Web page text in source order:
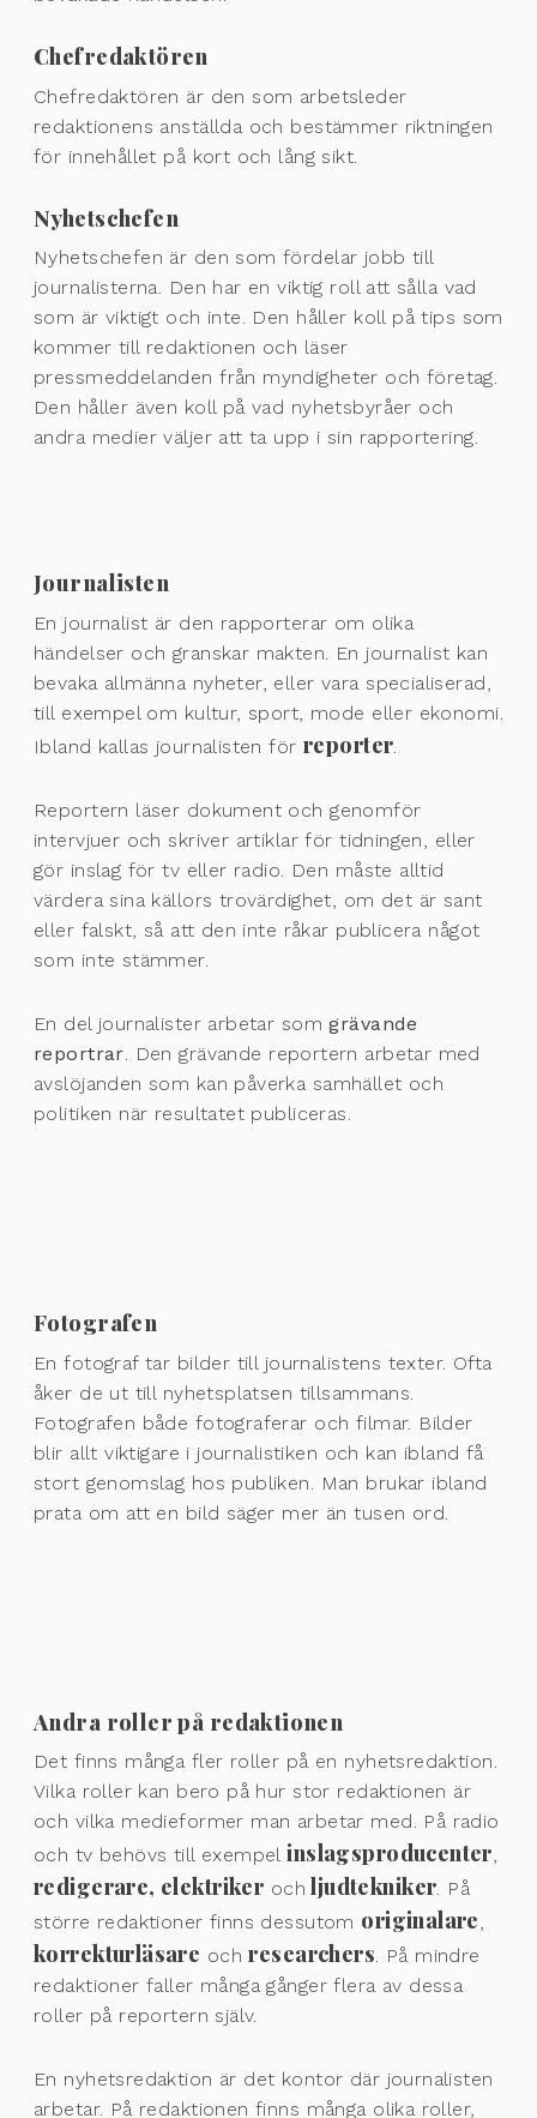
Chefredaktören
Chefredaktören är den som arbetsleder
redaktionens anställda och bestämmer riktningen
för innehållet på kort och lång sikt.
Nyhetschefen
Nyhetschefen är den som fördelar jobb till
journalisterna. Den har en viktig roll att sålla vad
som är viktigt och inte. Den håller koll på tips som
kommer till redaktionen och läser
pressmeddelanden från myndigheter och företag.
Den håller även koll på vad nyhetsbyråer och
andra medier väljer att ta upp i sin rapportering.
Journalisten
En journalist är den rapporterar om olika
händelser och granskar makten. En journalist kan
bevaka allmänna nyheter, eller vara specialiserad,
till exempel om kultur, sport, mode eller ekonomi.
Ibland kallas journalisten förreporter
Reportern läser dokument och genomför
intervjuer och skriver artiklar för tidningen, eller
gör inslag för tv eller radio. Den måste alltid
värdera sina källors trovärdighet, om det är sant
eller falskt, så att den inte råkar publicera något
som inte stämmer.
En del journalister arbetar somgrävande
reportrar. Den grävande reportern arbetar med
avslöjanden som kan påverka samhället och
politiken när resultatet publiceras.
Fotografen
En fotograf tar bilder till journalistens texter. Ofta
åker de ut till nyhetsplatsen tillsammans.
Fotografen både fotograferar och filmar. Bilder
blir allt viktigare i journalistiken och kan ibland få
stort genomslag hos publiken. Man brukar ibland
prata om att en bild säger mer än tusen ord.
Andra roller på redaktionen
Det finns många fler roller på en nyhetsredaktion.
Vilka roller kan bero på hur stor redaktionen är
och vilka medieformer man arbetar med. På radio
och tv behövs till exempelinslagsproducenter,
redigerare, elektriker och ljudtekniker. På
större redaktioner finns dessutom originalare,
korrekturläsare ochresearchers. På mindre
redaktioner faller många gånger flera av dessa
roller på reportern själv.
En nyhetsredaktion är det kontor där journalisten
arbetar. På redaktionen finns många olika roller,